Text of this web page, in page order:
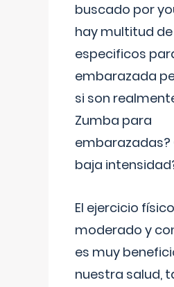
buscado por
hay multitud
especificos
embarazada
si son
Zumba para
embarazadas?
baja
El ejercicio físico
moderado y
es muy
nuestra salud,